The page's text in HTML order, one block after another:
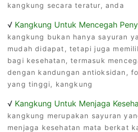
kangkung secara teratur, anda
√ Kangkung Untuk Mencegah
kangkung bukan hanya sayuran
mudah didapat, tetapi juga
bagi kesehatan, termasuk
dengan kandungan antioksidan,
yang tinggi, kangkung
√ Kangkung Untuk Menjaga
kangkung merupakan sayuran
menjaga kesehatan mata berkat